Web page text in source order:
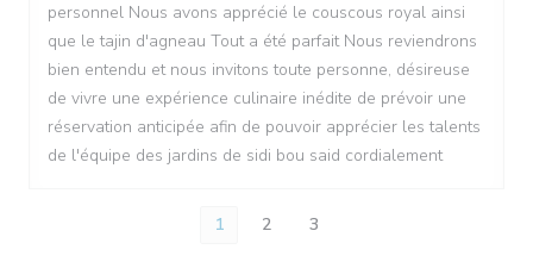
personnel Nous avons apprécié le couscous royal ainsi
que le tajin d'agneau Tout a été parfait Nous reviendrons
bien entendu et nous invitons toute personne, désireuse
de vivre une expérience culinaire inédite de prévoir une
réservation anticipée afin de pouvoir apprécier les talents
de l'équipe des jardins de sidi bou said cordialement
1 2 3